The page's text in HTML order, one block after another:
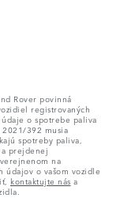
Rover povinná
registrovaných
o spotrebe paliva
2021/392 musia
spotreby paliva,
prejdenej
na
údajov o vašom vozidle
kontaktujte nás a